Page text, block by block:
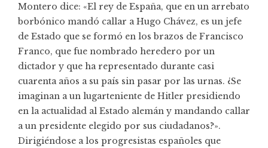
Montero dice: «El rey de España, que en un arrebato
borbónico mandó callar a Hugo Chávez, es un jefe
de Estado que se formó en los brazos de Francisco
Franco, que fue nombrado heredero por un
dictador y que ha representado durante casi
cuarenta años a su país sin pasar por las urnas. ¿Se
imaginan a un lugarteniente de Hitler presidiendo
en la actualidad al Estado alemán y mandando callar
a un presidente elegido por sus ciudadanos?».
Dirigiéndose a los progresistas españoles que